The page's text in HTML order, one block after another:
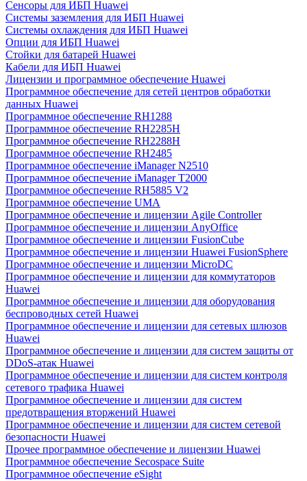
Сенсоры для ИБП Huawei
Системы заземления для ИБП Huawei
Системы охлаждения для ИБП Huawei
Опции для ИБП Huawei
Стойки для батарей Huawei
Кабели для ИБП Huawei
Лицензии и программное обеспечение Huawei
Программное обеспечение для сетей центров обработки
данных Huawei
Программное обеспечение RH1288
Программное обеспечение RH2285H
Программное обеспечение RH2288H
Программное обеспечение RH2485
Программное обеспечение iManager N2510
Программное обеспечение iManager T2000
Программное обеспечение RH5885 V2
Программное обеспечение UMA
Программное обеспечение и лицензии Agile Controller
Программное обеспечение и лицензии AnyOffice
Программное обеспечение и лицензии FusionCube
Программное обеспечение и лицензии Huawei FusionSphere
Программное обеспечение и лицензии MicroDC
Программное обеспечение и лицензии для коммутаторов
Huawei
Программное обеспечение и лицензии для оборудования
беспроводных сетей Huawei
Программное обеспечение и лицензии для сетевых шлюзов
Huawei
Программное обеспечение и лицензии для систем защиты от
DDoS-атак Huawei
Программное обеспечение и лицензии для систем контроля
сетевого трафика Huawei
Программное обеспечение и лицензии для систем
предотвращения вторжений Huawei
Программное обеспечение и лицензии для систем сетевой
безопасности Huawei
Прочее программное обеспечение и лицензии Huawei
Программное обеспечение Secospace Suite
Программное обеспечение eSight